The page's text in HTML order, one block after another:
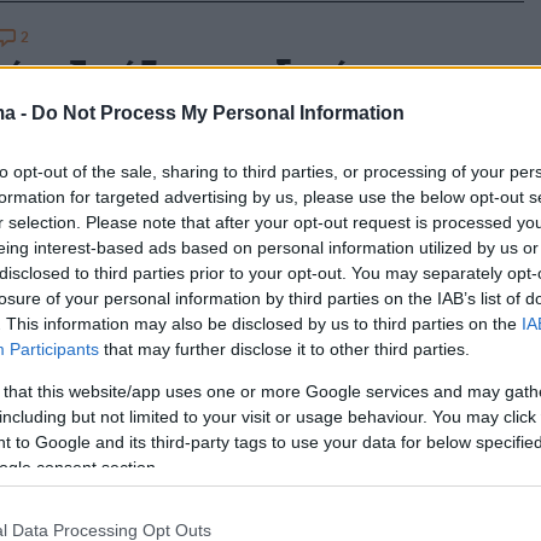
- Do Not Process My Personal Information
opt-out of the sale, sharing to third parties, or processing of your
for targeted advertising by us, please use the below opt-out
selection. Please note that after your opt-out request is processed
interest-based ads based on personal information utilized by us
to third parties prior to your opt-out. You may separately
of your personal information by third parties on the IAB’s list of
This information may also be disclosed by us to third parties on the
Participants that may further disclose it to other third parties.
that this website/app uses one or more Google services and may
but not limited to your visit or usage behaviour. You may
to Google and its third-party tags to use your data for below
consent section.
Data Processing Opt Outs
εξετάζει το ενδεχόμενο να
φόρο στις πιστωτικές κάρτες
των αμυντικών
έχει άλλη επιλογή παρά να ενισχύσει την
ικανότητά της, δήλωσε ο υπουργός Οικονομικών
2
είχε τη δική της ιστορία: Πώς
τις συναλλαγές μέσα σε 26
το πλαστικό και ψηφιακό χρήμα
και πανδημία φρέναραν τον ρυθμό ανάπτυξής
2